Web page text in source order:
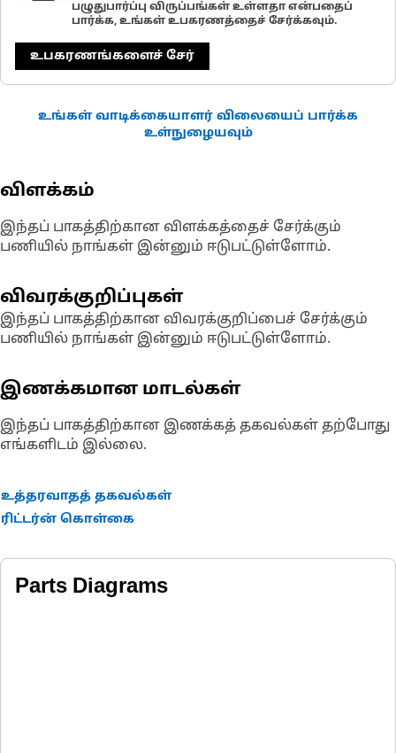
பழுதுபார்ப்பு விருப்பங்கள் உள்ளதா என்பதைப்
பார்க்க, உங்கள் உபகரணத்தைச் சேர்க்கவும்.
உபகரணங்களைச் சேர்
உங்கள் வாடிக்கையாளர் விலையைப் பார்க்க
உள்நுழையவும்
விளக்கம்
இந்தப் பாகத்திற்கான விளக்கத்தைச் சேர்க்கும்
பணியில் நாங்கள் இன்னும் ஈடுபட்டுள்ளோம்.
விவரக்குறிப்புகள்
இந்தப் பாகத்திற்கான விவரக்குறிப்பைச் சேர்க்கும்
பணியில் நாங்கள் இன்னும் ஈடுபட்டுள்ளோம்.
இணக்கமான மாடல்கள்
இந்தப் பாகத்திற்கான இணக்கத் தகவல்கள் தற்போது
எங்களிடம் இல்லை.
உத்தரவாதத் தகவல்கள்
ரிட்டர்ன் கொள்கை
Parts Diagrams